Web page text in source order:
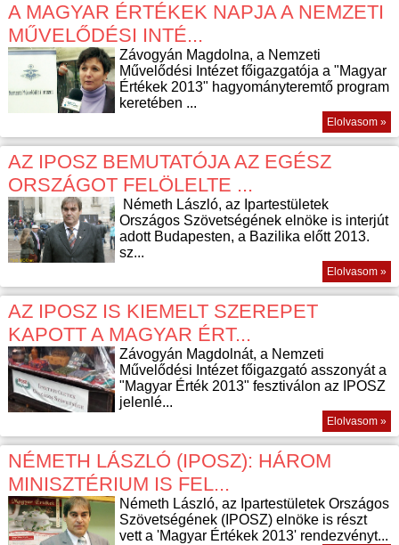
A MAGYAR ÉRTÉKEK NAPJA A NEMZETI
MŰVELŐDÉSI INTÉ...
Závogyán Magdolna, a Nemzeti
Művelődési Intézet főigazgatója a "Magyar
Értékek 2013" hagyományteremtő program
keretében ...
Elolvasom »
AZ IPOSZ BEMUTATÓJA AZ EGÉSZ
ORSZÁGOT FELÖLELTE ...
Németh László, az Ipartestületek
Országos Szövetségének elnöke is interjút
adott Budapesten, a Bazilika előtt 2013.
sz...
Elolvasom »
AZ IPOSZ IS KIEMELT SZEREPET
KAPOTT A MAGYAR ÉRT...
Závogyán Magdolnát, a Nemzeti
Művelődési Intézet főigazgató asszonyát a
"Magyar Érték 2013" fesztiválon az IPOSZ
jelenlé...
Elolvasom »
NÉMETH LÁSZLÓ (IPOSZ): HÁROM
MINISZTÉRIUM IS FEL...
Németh László, az Ipartestületek Országos
Szövetségének (IPOSZ) elnöke is részt
vett a 'Magyar Értékek 2013' rendezvényt...